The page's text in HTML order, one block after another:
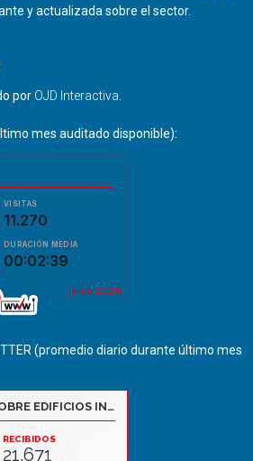
y actualizada sobre el sector.
por OJD Interactiva
mes auditado disponible):
(promedio diario durante último mes